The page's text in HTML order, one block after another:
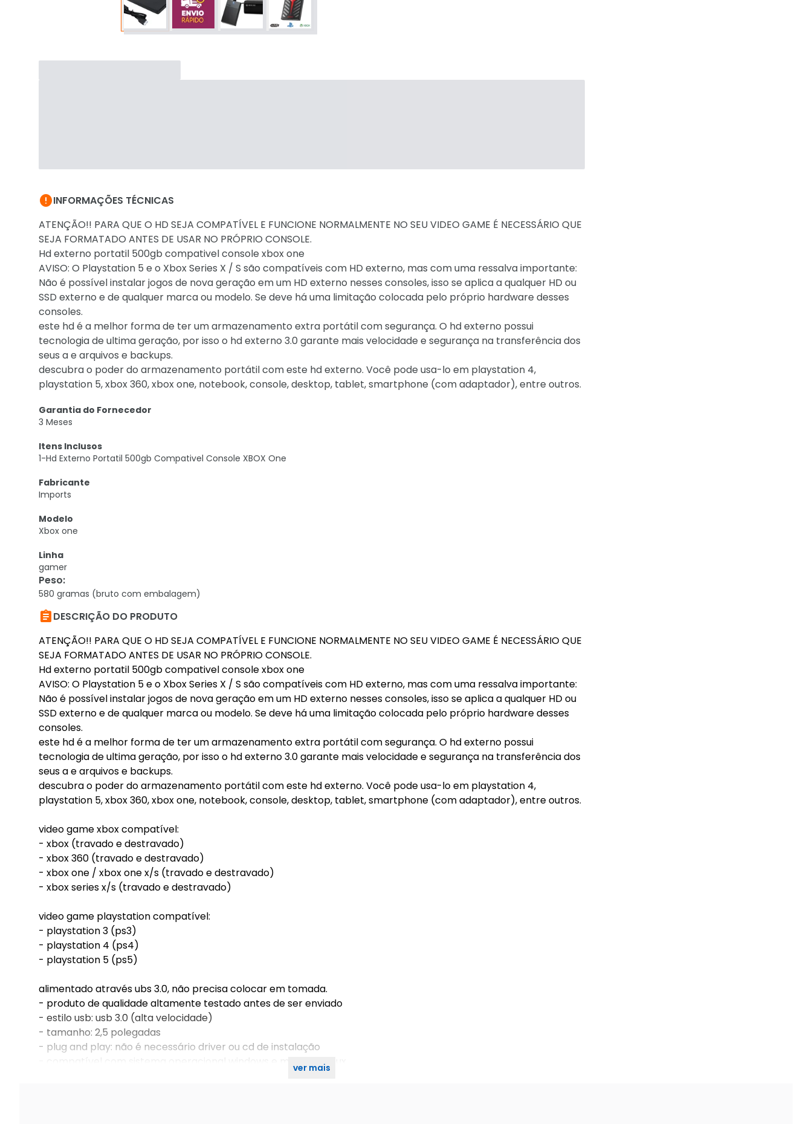
INFORMAÇÕES TÉCNICAS
ATENÇÃO!! PARA QUE O HD SEJA COMPATÍVEL E FUNCIONE NORMALMENTE NO SEU VIDEO GAME É NECESSÁRIO QUE
SEJA FORMATADO ANTES DE USAR NO PRÓPRIO CONSOLE.
Hd externo portatil 500gb compativel console xbox one
AVISO: O Playstation 5 e o Xbox Series X / S são compatíveis com HD externo, mas com uma ressalva importante:
Não é possível instalar jogos de nova geração em um HD externo nesses consoles, isso se aplica a qualquer HD ou
SSD externo e de qualquer marca ou modelo. Se deve há uma limitação colocada pelo próprio hardware desses
consoles.
este hd é a melhor forma de ter um armazenamento extra portátil com segurança. O hd externo possui
tecnologia de ultima geração, por isso o hd externo 3.0 garante mais velocidade e segurança na transferência dos
seus a e arquivos e backups.
descubra o poder do armazenamento portátil com este hd externo. Você pode usa-lo em playstation 4,
playstation 5, xbox 360, xbox one, notebook, console, desktop, tablet, smartphone (com adaptador), entre outros.
Garantia do Fornecedor
3 Meses
Itens Inclusos
1-Hd Externo Portatil 500gb Compativel Console XBOX One
Fabricante
Imports
Modelo
Xbox one
Linha
gamer
Peso:
580 gramas (bruto com embalagem)
DESCRIÇÃO DO PRODUTO
ATENÇÃO!! PARA QUE O HD SEJA COMPATÍVEL E FUNCIONE NORMALMENTE NO SEU VIDEO GAME É NECESSÁRIO QUE
SEJA FORMATADO ANTES DE USAR NO PRÓPRIO CONSOLE.
Hd externo portatil 500gb compativel console xbox one
AVISO: O Playstation 5 e o Xbox Series X / S são compatíveis com HD externo, mas com uma ressalva importante:
Não é possível instalar jogos de nova geração em um HD externo nesses consoles, isso se aplica a qualquer HD ou
SSD externo e de qualquer marca ou modelo. Se deve há uma limitação colocada pelo próprio hardware desses
consoles.
este hd é a melhor forma de ter um armazenamento extra portátil com segurança. O hd externo possui
tecnologia de ultima geração, por isso o hd externo 3.0 garante mais velocidade e segurança na transferência dos
seus a e arquivos e backups.
descubra o poder do armazenamento portátil com este hd externo. Você pode usa-lo em playstation 4,
playstation 5, xbox 360, xbox one, notebook, console, desktop, tablet, smartphone (com adaptador), entre outros.
video game xbox compatível:
- xbox (travado e destravado)
- xbox 360 (travado e destravado)
- xbox one / xbox one x/s (travado e destravado)
- xbox series x/s (travado e destravado)
video game playstation compatível:
- playstation 3 (ps3)
- playstation 4 (ps4)
- playstation 5 (ps5)
alimentado através ubs 3.0, não precisa colocar em tomada.
- produto de qualidade altamente testado antes de ser enviado
- estilo usb: usb 3.0 (alta velocidade)
- tamanho: 2,5 polegadas
- plug and play: não é necessário driver ou cd de instalação
- compatível com sistema operacional windows e mac os e linux
ver mais